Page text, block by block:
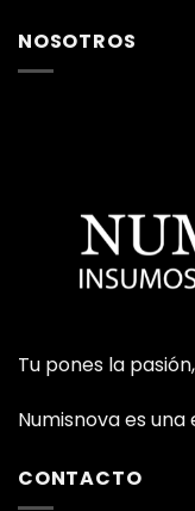
NOSOTROS
Tu pones la
Numisnova es
CONTACTO